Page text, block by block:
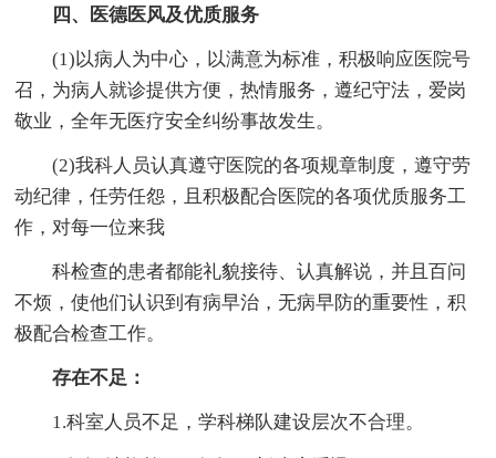
四、医德医风及优质服务
(1)以病人为中心，以满意为标准，积极响应医院号
召，为病人就诊提供方便，热情服务，遵纪守法，爱岗
敬业，全年无医疗安全纠纷事故发生。
(2)我科人员认真遵守医院的各项规章制度，遵守劳
动纪律，任劳任怨，且积极配合医院的各项优质服务工
作，对每一位来我
科检查的患者都能礼貌接待、认真解说，并且百问
不烦，使他们认识到有病早治，无病早防的重要性，积
极配合检查工作。
存在不足：
1.科室人员不足，学科梯队建设层次不合理。